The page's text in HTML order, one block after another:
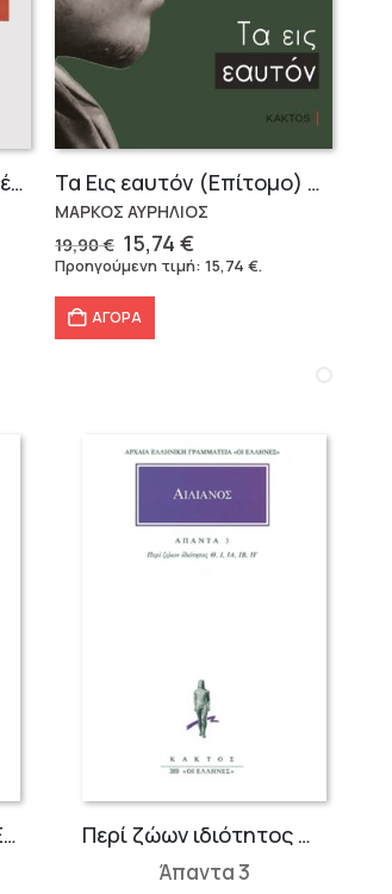
Σειρά Θουκυδίδης – Δεμένο (4 τόμοι) Τα Εις εαυτόν (Επίτομο) – Μάρκος Αυρήλιος
ΜΑΡΚΟΣ ΑΥΡΗΛΙΟΣ
19,90€ Original
price
19,90 €.
15,74€
τρέχουσα
Προηγούμενη τιμή:15,74€.
ΑΓΟΡΑ
Περί ζώων ιδιότητος Ε΄-Η΄ Περί ζώων ιδιότητος Θ΄-ΙΓ΄
Άπαντα 3